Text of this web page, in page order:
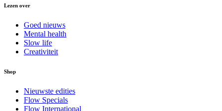
Lezen over
Goed nieuws
Mental health
Slow life
Creativiteit
Shop
Nieuwste edities
Flow Specials
Flow International